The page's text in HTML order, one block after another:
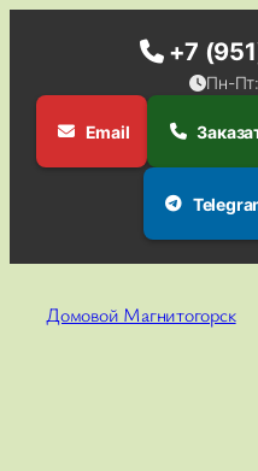
+7
Пн-
Email
Домовой Магнитогорск